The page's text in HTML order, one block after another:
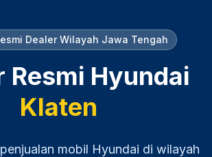
Dealer Wilayah Jawa Tengah
Resmi Hyundai
Klaten
mobil Hyundai di wilayah